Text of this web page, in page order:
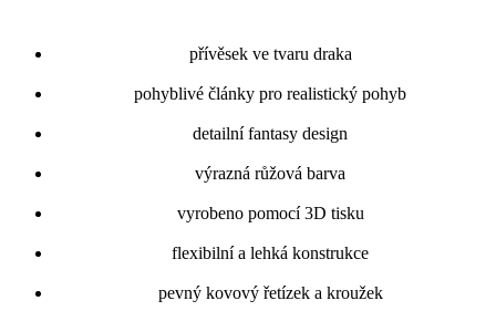
přívěsek ve tvaru draka
pohyblivé články pro realistický pohyb
detailní fantasy design
výrazná růžová barva
vyrobeno pomocí 3D tisku
flexibilní a lehká konstrukce
pevný kovový řetízek a kroužek